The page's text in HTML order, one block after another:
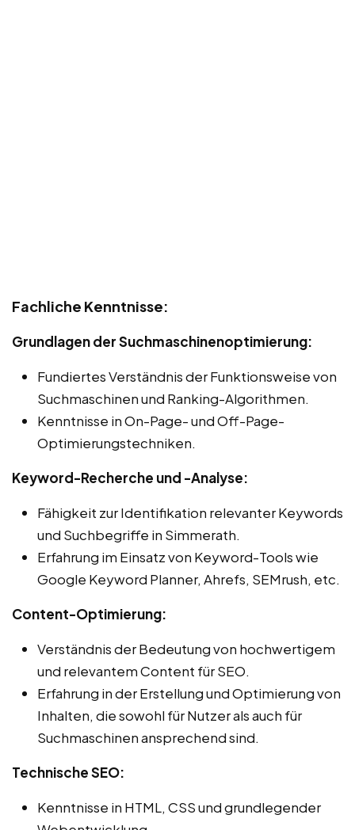
Fachliche Kenntnisse:
Grundlagen der Suchmaschinenoptimierung:
Fundiertes Verständnis der Funktionsweise von
Suchmaschinen und Ranking-Algorithmen.
Kenntnisse in On-Page- und Off-Page-
Optimierungstechniken.
Keyword-Recherche und -Analyse:
Fähigkeit zur Identifikation relevanter Keywords
und Suchbegriffe in Simmerath.
Erfahrung im Einsatz von Keyword-Tools wie
Google Keyword Planner, Ahrefs, SEMrush, etc.
Content-Optimierung:
Verständnis der Bedeutung von hochwertigem
und relevantem Content für SEO.
Erfahrung in der Erstellung und Optimierung von
Inhalten, die sowohl für Nutzer als auch für
Suchmaschinen ansprechend sind.
Technische SEO:
Kenntnisse in HTML, CSS und grundlegender